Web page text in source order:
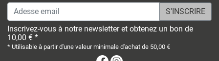
Adesse email
Inscrivez-vous à notre newsletter et obtenez un bon de
10,00 € *
* Utilisable à partir d'une valeur minimale d'achat de 50,00 €